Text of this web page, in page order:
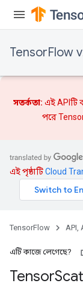
TensorFlow
সতর্কতা: এই APIটি
পরে
এই পৃষ্ঠাটিCloud
TensorFlow API,
এটি কাজে লেগেছে?
Tensor